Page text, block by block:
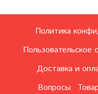
Политика
Пользовательское
Доставка и
Вопросы